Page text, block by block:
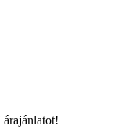
árajánlatot!